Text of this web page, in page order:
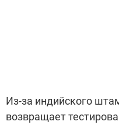
Из-за индийского
возвращает